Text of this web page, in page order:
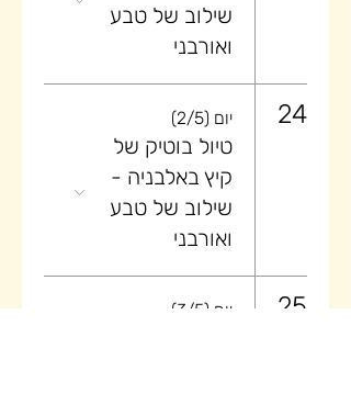
שילוב של טבע
ואורבני
24 יום (2/5)
טיול בוטיק של
קיץ באלבניה -
שילוב של טבע
ואורבני
25 יום (3/5)